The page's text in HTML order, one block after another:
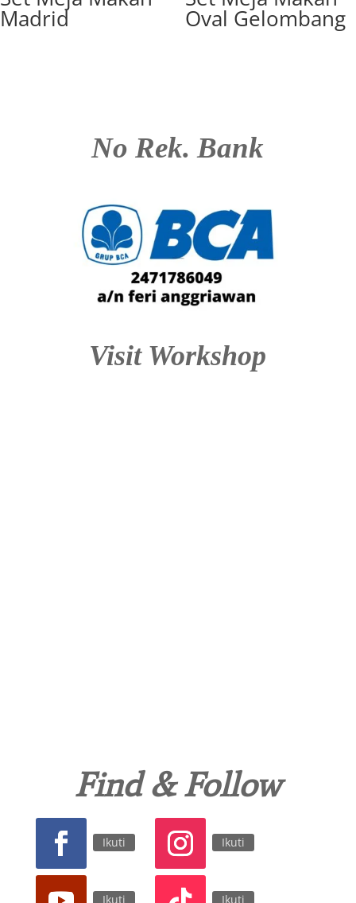
Madrid Oval Gelombang
No Rek. Bank
Visit Workshop
Find & Follow
Ikuti Ikuti
Ikuti Ikuti